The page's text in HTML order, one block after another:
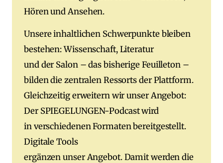
Hören und Ansehen.
Unsere inhaltlichen Schwerpunkte bleiben
bestehen: Wissenschaft, Literatur
und der Salon – das bisherige Feuilleton –
bilden die zentralen Ressorts der Plattform.
Gleichzeitig erweitern wir unser Angebot:
Der SPIEGELUNGEN-Podcast wird
in verschiedenen Formaten bereitgestellt.
Digitale Tools
ergänzen unser Angebot. Damit werden die